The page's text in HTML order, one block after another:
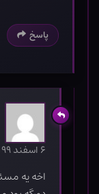
پاسخ
۶ اسفند ۹۹ در ۳:۴۰ ب٫ظ
اخه یه